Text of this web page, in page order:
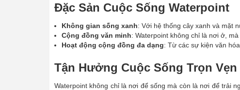
Đặc Sản Cuộc Sống Waterpoint
Không gian sống xanh: Với hệ thống cây xanh và mặt
Cộng đồng văn minh: Waterpoint không chỉ là nơi ở,
Hoạt động cộng đồng đa dạng: Từ các sự kiện văn
Tận Hưởng Cuộc Sống Trọn Vẹn
Waterpoint không chỉ là nơi để sống mà còn là nơi để trải